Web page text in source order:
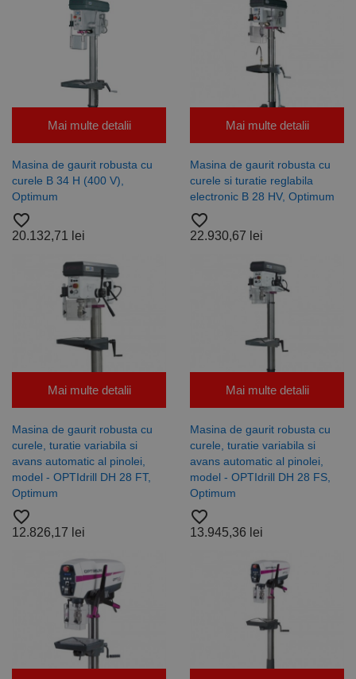
Mai multe detalii
Masina de gaurit robusta cu
curele B 34 H (400 V),
Optimum
favorite_border
20.132,71 lei
Mai multe detalii
Masina de gaurit robusta cu
curele si turatie reglabila
electronic B 28 HV, Optimum
favorite_border
22.930,67 lei
Mai multe detalii
Masina de gaurit robusta cu
curele, turatie variabila si
avans automatic al pinolei,
model - OPTIdrill DH 28 FT,
Optimum
favorite_border
12.826,17 lei
Mai multe detalii
Masina de gaurit robusta cu
curele, turatie variabila si
avans automatic al pinolei,
model - OPTIdrill DH 28 FS,
Optimum
favorite_border
13.945,36 lei